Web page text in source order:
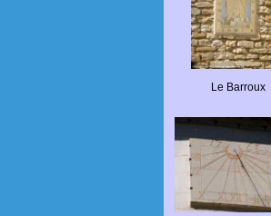
Le Barroux